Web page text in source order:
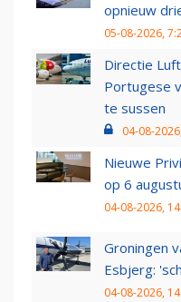
opnieuw
05-08-2026,
Directie
Portugese
te sussen
04-08-
Nieuwe
op 6
04-08-2026,
Groningen
Esbjerg:
04-08-2026,